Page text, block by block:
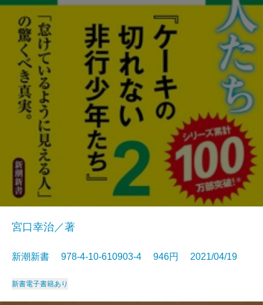
宮口幸治／著
新潮新書 978-4-10-610903-4 946円 2021/04/19
新書電子書籍あり